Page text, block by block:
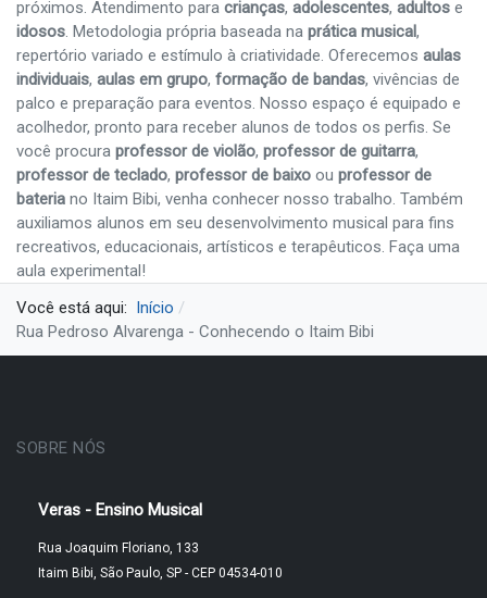
próximos. Atendimento para crianças, adolescentes, adultos e
idosos . Metodologia própria baseada na prática musical,
repertório variado e estímulo à criatividade. Oferecemos aulas
individuais, aulas em grupo, formação de bandas, vivências de
palco e preparação para eventos. Nosso espaço é equipado e
acolhedor, pronto para receber alunos de todos os perfis. Se
você procura professor de violão, professor de guitarra,
professor de teclado, professor de baixo ou professor de
bateria no Itaim Bibi, venha conhecer nosso trabalho. Também
auxiliamos alunos em seu desenvolvimento musical para fins
recreativos, educacionais, artísticos e terapêuticos. Faça uma
aula experimental!
Você está aqui: Início
Rua Pedroso Alvarenga - Conhecendo o Itaim Bibi
SOBRE NÓS
Veras - Ensino Musical
Rua Joaquim Floriano, 133
Itaim Bibi, São Paulo, SP - CEP 04534-010